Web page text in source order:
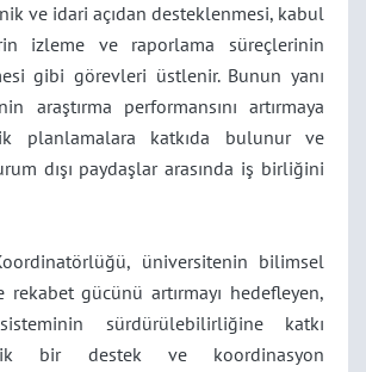
ve idari açıdan desteklenmesi, kabul
izleme ve raporlama süreçlerinin
gibi görevleri üstlenir. Bunun yanı
araştırma performansını artırmaya
planlamalara katkıda bulunur ve
dışı paydaşlar arasında iş birliğini
üniversitenin bilimsel
gücünü artırmayı hedefleyen,
sürdürülebilirliğine katkı
bir destek ve koordinasyon